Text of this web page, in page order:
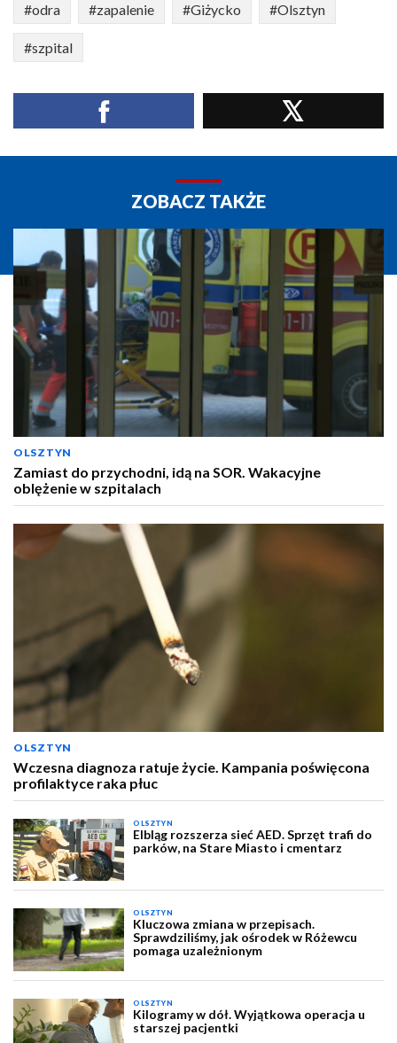
#odra #zapalenie #Giżycko #Olsztyn
#szpital
ZOBACZ TAKŻE
OLSZTYN
Zamiast do przychodni, idą na SOR. Wakacyjne
oblężenie w szpitalach
OLSZTYN
Wczesna diagnoza ratuje życie. Kampania poświęcona
profilaktyce raka płuc
OLSZTYN
Elbląg rozszerza sieć AED. Sprzęt trafi do
parków, na Stare Miasto i cmentarz
OLSZTYN
Kluczowa zmiana w przepisach.
Sprawdziliśmy, jak ośrodek w Różewcu
pomaga uzależnionym
OLSZTYN
Kilogramy w dół. Wyjątkowa operacja u
starszej pacjentki